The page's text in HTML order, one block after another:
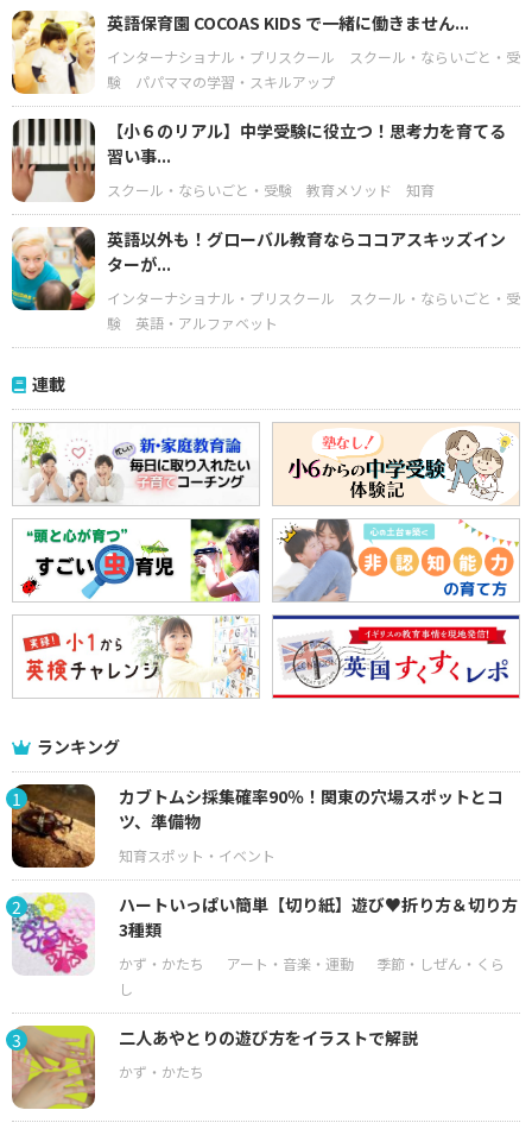
英語保育園 COCOAS KIDS で一緒に働きません...
インターナショナル・プリスクール
スクール・ならいごと・受
験
パパママの学習・スキルアップ
【小６のリアル】中学受験に役立つ！思考力を育てる
習い事...
スクール・ならいごと・受験 教育メソッド 知育
英語以外も！グローバル教育ならココアスキッズイン
ターが...
インターナショナル・プリスクール
スクール・ならいごと・受
験
英語・アルファベット
連載
ランキング
1
カブトムシ採集確率90％！関東の穴場スポットとコ
ツ、準備物
2
ハートいっぱい簡単【切り紙】遊び♥折り方＆切り方
3種類
3 二人あやとりの遊び方をイラストで解説